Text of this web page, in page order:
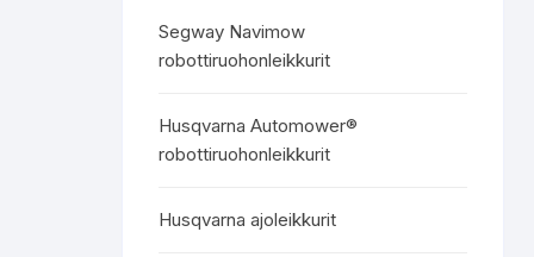
Segway Navimow
robottiruohonleikkurit
Husqvarna Automower®
robottiruohonleikkurit
Husqvarna ajoleikkurit